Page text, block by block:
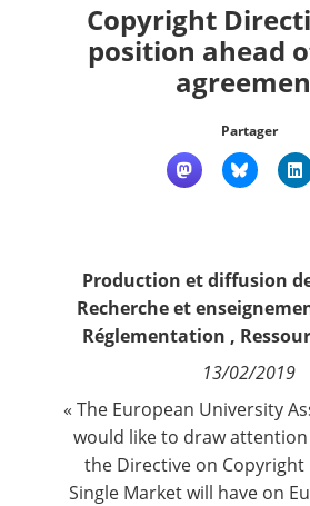
Contact
Nous suivre
Copyright
position ahead
Partager
Production et diffusion
Recherche et
Réglementation ,
13/02/2019
« The European University
would like to draw
the Directive on Copyright
Single Market will have on